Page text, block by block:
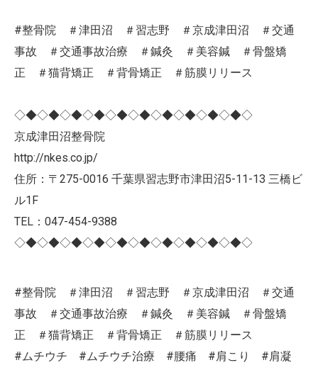
#整骨院 ＃津田沼 ＃習志野 ＃京成津田沼 ＃交通
事故 ＃交通事故治療 ＃鍼灸 ＃美容鍼 ＃骨盤矯
正 ＃猫背矯正 ＃背骨矯正 ＃筋膜リリース
◇◆◇◆◇◆◇◆◇◆◇◆◇◆◇◆◇◆◇◆◇
京成津田沼整骨院
http://nkes.co.jp/
住所：〒275-0016 千葉県習志野市津田沼5-11-13 三橋ビ
ル1F
TEL：047-454-9388
◇◆◇◆◇◆◇◆◇◆◇◆◇◆◇◆◇◆◇◆◇
#整骨院 ＃津田沼 ＃習志野 ＃京成津田沼 ＃交通
事故 ＃交通事故治療 ＃鍼灸 ＃美容鍼 ＃骨盤矯
正 ＃猫背矯正 ＃背骨矯正 ＃筋膜リリース
#ムチウチ #ムチウチ治療 #腰痛 #肩こり #肩凝